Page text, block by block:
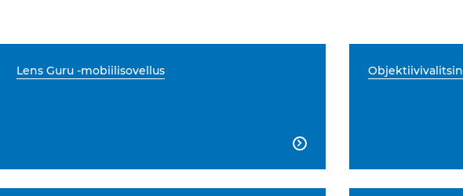
Lens Guru -mobiilisovellus

Objektiivivalitsin